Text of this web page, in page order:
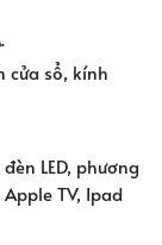
cửa sổ, kính
LED, phương
TV, Ipad